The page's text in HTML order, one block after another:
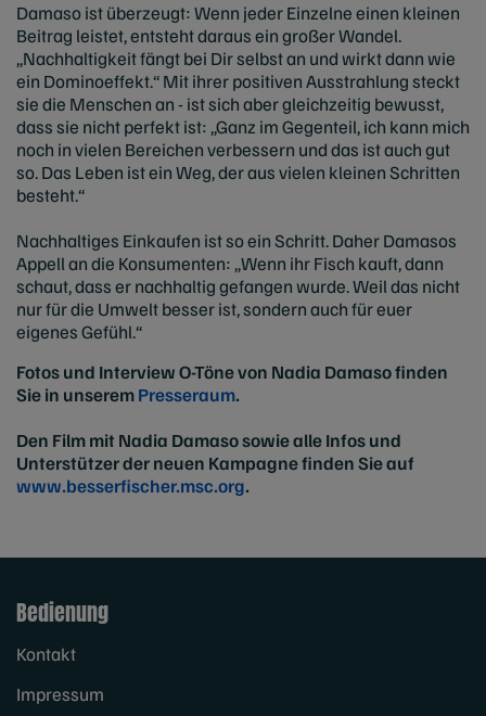
Damaso ist überzeugt: Wenn jeder Einzelne einen kleinen
Beitrag leistet, entsteht daraus ein großer Wandel.
„Nachhaltigkeit fängt bei Dir selbst an und wirkt dann wie
ein Dominoeffekt.“ Mit ihrer positiven Ausstrahlung steckt
sie die Menschen an - ist sich aber gleichzeitig bewusst,
dass sie nicht perfekt ist: „Ganz im Gegenteil, ich kann mich
noch in vielen Bereichen verbessern und das ist auch gut
so. Das Leben ist ein Weg, der aus vielen kleinen Schritten
besteht.“
Nachhaltiges Einkaufen ist so ein Schritt. Daher Damasos
Appell an die Konsumenten: „Wenn ihr Fisch kauft, dann
schaut, dass er nachhaltig gefangen wurde. Weil das nicht
nur für die Umwelt besser ist, sondern auch für euer
eigenes Gefühl.“
Fotos und Interview O-Töne von Nadia Damaso finden
Sie in unseremPresseraum.
Den Film mit Nadia Damaso sowie alle Infos und
Unterstützer der neuen Kampagne finden Sie auf
www.besserfischer.msc.org.
Bedienung
Kontakt
Impressum